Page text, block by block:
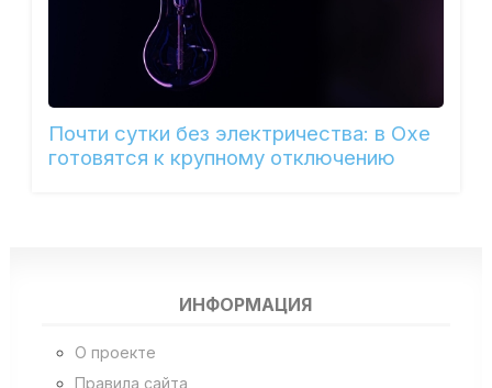
Почти сутки без электричества: в Охе
готовятся к крупному отключению
ИНФОРМАЦИЯ
О проекте
Правила сайта